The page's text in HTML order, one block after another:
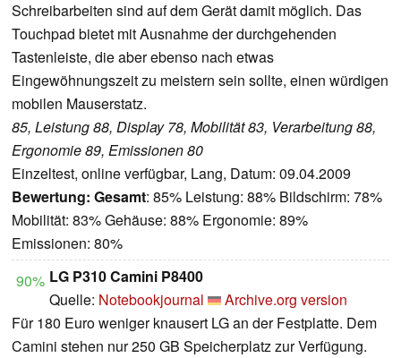
Schreibarbeiten sind auf dem Gerät damit möglich. Das
Touchpad bietet mit Ausnahme der durchgehenden
Tastenleiste, die aber ebenso nach etwas
Eingewöhnungszeit zu meistern sein sollte, einen würdigen
mobilen Mauserstatz.
85, Leistung 88, Display 78, Mobilität 83, Verarbeitung 88,
Ergonomie 89, Emissionen 80
Einzeltest, online verfügbar, Lang, Datum: 09.04.2009
Bewertung: Gesamt: 85% Leistung: 88% Bildschirm: 78%
Mobilität: 83% Gehäuse: 88% Ergonomie: 89%
Emissionen: 80%
90% LG P310 Camini P8400
Quelle: Notebookjournal
Archive.org version
Für 180 Euro weniger knausert LG an der Festplatte. Dem
Camini stehen nur 250 GB Speicherplatz zur Verfügung.